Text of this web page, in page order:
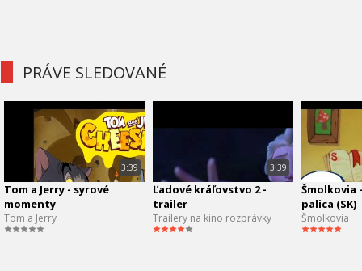
PRÁVE SLEDOVANÉ
3:39
Tom a Jerry - syrové
momenty
Tom a Jerry
3:39
Ľadové kráľovstvo 2 -
trailer
Trailery na kino rozprávky
Šmolkovia
palica (SK)
Šmolkovia